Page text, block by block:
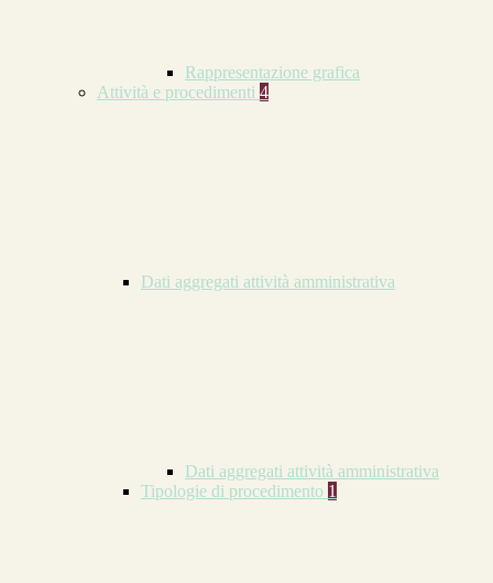
Rappresentazione grafica
Attività e procedimenti 4
Dati aggregati attività amministrativa
Dati aggregati attività amministrativa
Tipologie di procedimento 1